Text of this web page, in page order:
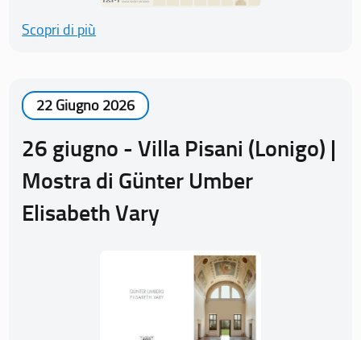
Scopri di più
22 Giugno 2026
26 giugno - Villa Pisani (Lonigo) |
Mostra di Günter Umber
Elisabeth Vary